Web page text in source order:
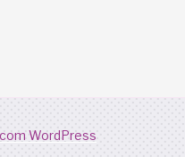
WordPress